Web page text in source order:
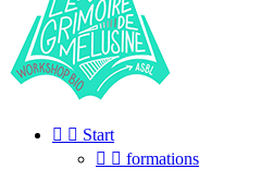
  Start
  formations